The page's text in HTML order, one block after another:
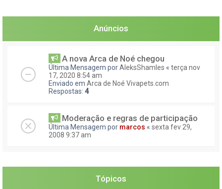
a
Anúncios
A nova Arca de Noé chegou
Última Mensagem porAleksShamles « terça nov
17, 2020 8:54 am
Enviado em Arca de Noé Vivapets.com
Respostas: 4
Moderação e regras de participação
Última Mensagem por marcos « sexta fev 29,
2008 9:37 am
Tópicos